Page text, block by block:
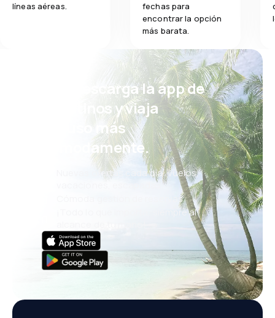
líneas aéreas.
fechas para
encontrar la opción
más barata.
¡Eh! Descarga la app de
eDestinos y viaja
incluso más
cómodamente.
Nuevas ofertas cada día: vuelos,
vacaciones, escapadas
Cómoda gestión de reservas
¡Todo lo que importa, siempre al